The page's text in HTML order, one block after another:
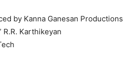
by Kanna Ganesan Productions
R.R. Karthikeyan